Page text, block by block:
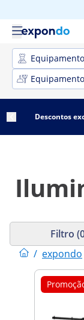
Descontos
/ expondo
Filtro